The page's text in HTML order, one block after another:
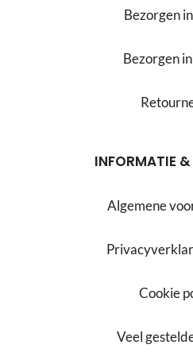
Bezorgen
Bezorgen
INFORMATIE
Algemene
Cookie
Veel